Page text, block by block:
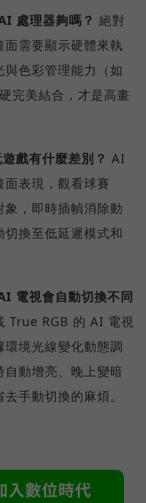
處理器夠嗎？ 絕對
需要顯示硬體來執
色彩管理能力（如
完美結合，才是高畫
戲有什麼差別？ AI
面表現，觀看球賽
，即時插幀消除動
換至低延遲模式和
電視會自動切換不同
True RGB 的 AI 電視
境光線變化動態調
動增亮、晚上變暗
手動切換的麻煩。